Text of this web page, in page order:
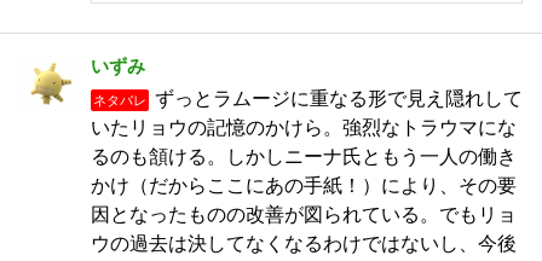
いずみ
ネタバレ
ずっとラムージに重なる形で見え隠れして
いたリョウの記憶のかけら。強烈なトラウマにな
るのも頷ける。しかしニーナ氏ともう一人の働き
かけ（だからここにあの手紙！）により、その要
因となったものの改善が図られている。でもリョ
ウの過去は決してなくなるわけではないし、今後